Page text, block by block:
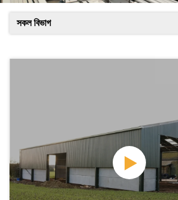
সকল বিভাগ